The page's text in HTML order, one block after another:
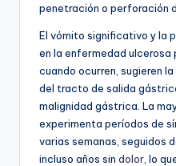
penetración o perforación
El vómito significativo y la
en la enfermedad
cuando ocurren, sugieren
del tracto de salida
malignidad gástrica. La
experimenta períodos de
varias semanas, seguidos
incluso años sin dolor , lo